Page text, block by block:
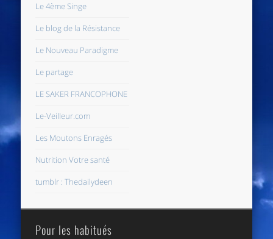
Le 4ème Singe
Le blog de la Résistance
Le Nouveau Paradigme
Le partage
LE SAKER FRANCOPHONE
Le-Veilleur.com
Les Moutons Enragés
Nutrition Votre santé
tumblr : Thedailydeen
Pour les habitués